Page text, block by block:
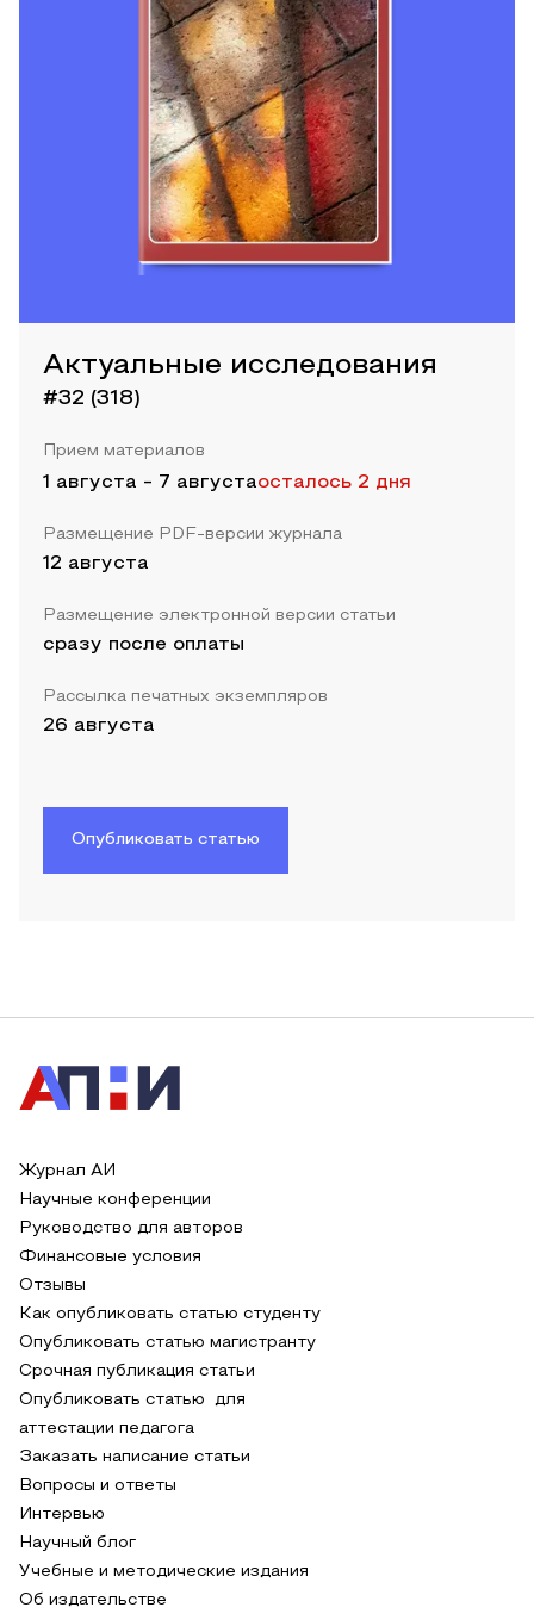
Актуальные исследования
#32 (318)
Прием материалов
1 августа - 7 августаосталось 2 дня
Размещение PDF-версии журнала
12 августа
Размещение электронной версии статьи
сразу после оплаты
Рассылка печатных экземпляров
26 августа
Опубликовать статью
Журнал АИ
Научные конференции
Руководство для авторов
Финансовые условия
Отзывы
Как опубликовать статью студенту
Опубликовать статью магистранту
Срочная публикация статьи
Опубликовать статью для
аттестации педагога
Заказать написание статьи
Вопросы и ответы
Интервью
Научный блог
Учебные и методические издания
Об издательстве